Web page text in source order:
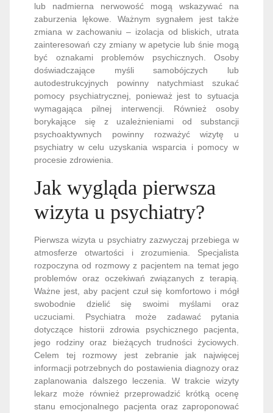
lub nadmierna nerwowość mogą wskazywać na
zaburzenia lękowe. Ważnym sygnałem jest także
zmiana w zachowaniu – izolacja od bliskich, utrata
zainteresowań czy zmiany w apetycie lub śnie mogą
być oznakami problemów psychicznych. Osoby
doświadczające myśli samobójczych lub
autodestrukcyjnych powinny natychmiast szukać
pomocy psychiatrycznej, ponieważ jest to sytuacja
wymagająca pilnej interwencji. Również osoby
borykające się z uzależnieniami od substancji
psychoaktywnych powinny rozważyć wizytę u
psychiatry w celu uzyskania wsparcia i pomocy w
procesie zdrowienia.
Jak wygląda pierwsza
wizyta u psychiatry?
Pierwsza wizyta u psychiatry zazwyczaj przebiega w
atmosferze otwartości i zrozumienia. Specjalista
rozpoczyna od rozmowy z pacjentem na temat jego
problemów oraz oczekiwań związanych z terapią.
Ważne jest, aby pacjent czuł się komfortowo i mógł
swobodnie dzielić się swoimi myślami oraz
uczuciami. Psychiatra może zadawać pytania
dotyczące historii zdrowia psychicznego pacjenta,
jego rodziny oraz bieżących trudności życiowych.
Celem tej rozmowy jest zebranie jak najwięcej
informacji potrzebnych do postawienia diagnozy oraz
zaplanowania dalszego leczenia. W trakcie wizyty
lekarz może również przeprowadzić krótką ocenę
stanu emocjonalnego pacjenta oraz zaproponować